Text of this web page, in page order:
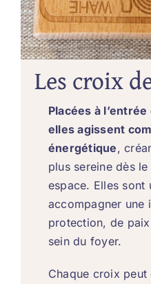
Les croix
Placées à
elles agissent
énergétique,
plus sereine dès
espace. Elles sont
accompagner une
protection, de
sein du foyer.
Chaque croix